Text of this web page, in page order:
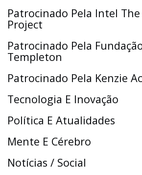
Patrocinado Pela Intel
Project
Patrocinado Pela
Templeton
Patrocinado Pela Kenzie
Tecnologia E Inovação
Política E Atualidades
Mente E Cérebro
Notícias / Social